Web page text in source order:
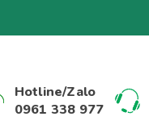
Hotline/Zalo
0961 338 977